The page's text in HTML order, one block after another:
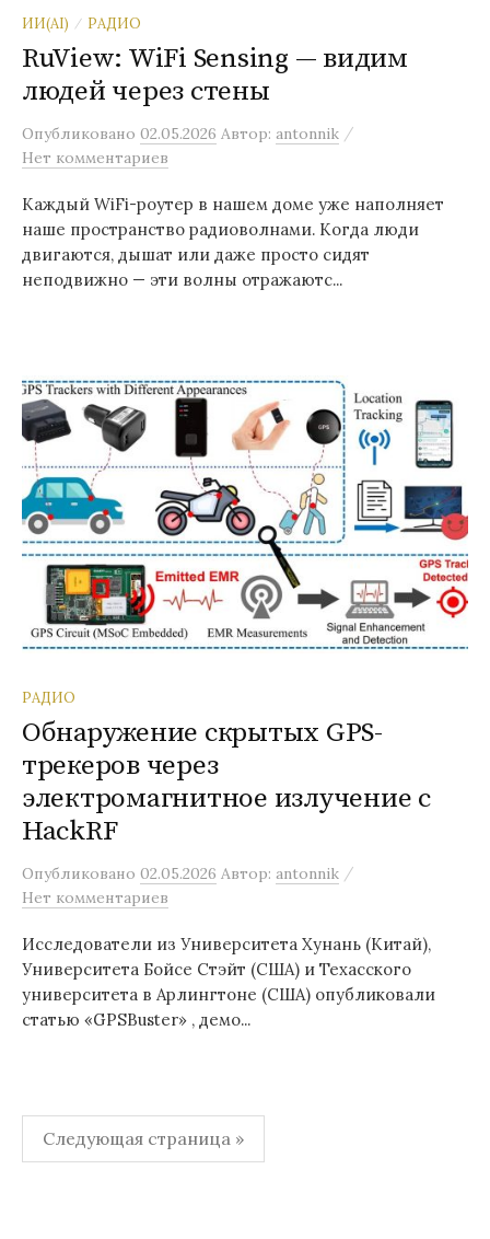
ИИ(AI) / РАДИО
RuView: WiFi Sensing — видим
людей через стены
Опубликовано 02.05.2026 Автор: antonnik /
Нет комментариев
Каждый WiFi-роутер в нашем доме уже наполняет
наше пространство радиоволнами. Когда люди
двигаются, дышат или даже просто сидят
неподвижно — эти волны отражаютс...
РАДИО
Обнаружение скрытых GPS-
трекеров через
электромагнитное излучение с
HackRF
Опубликовано 02.05.2026 Автор: antonnik /
Нет комментариев
Исследователи из Университета Хунань (Китай),
Университета Бойсе Стэйт (США) и Техасского
университета в Арлингтоне (США) опубликовали
статью «GPSBuster» , демо...
Пагинация
записей
Следующая страница »